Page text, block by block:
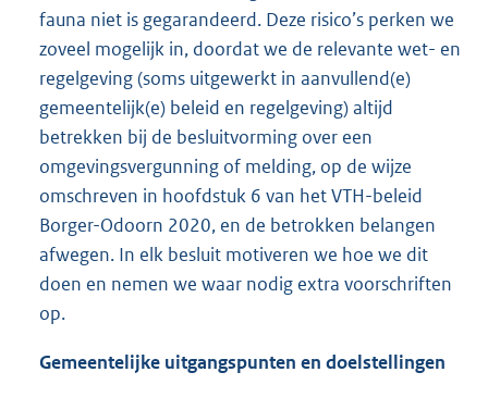
fauna niet is gegarandeerd. Deze risico’s perken we
zoveel mogelijk in, doordat we de relevante wet- en
regelgeving (soms uitgewerkt in aanvullend(e)
gemeentelijk(e) beleid en regelgeving) altijd
betrekken bij de besluitvorming over een
omgevingsvergunning of melding, op de wijze
omschreven in hoofdstuk 6 van het VTH-beleid
Borger-Odoorn 2020, en de betrokken belangen
afwegen. In elk besluit motiveren we hoe we dit
doen en nemen we waar nodig extra voorschriften
op.
Gemeentelijke uitgangspunten en doelstellingen